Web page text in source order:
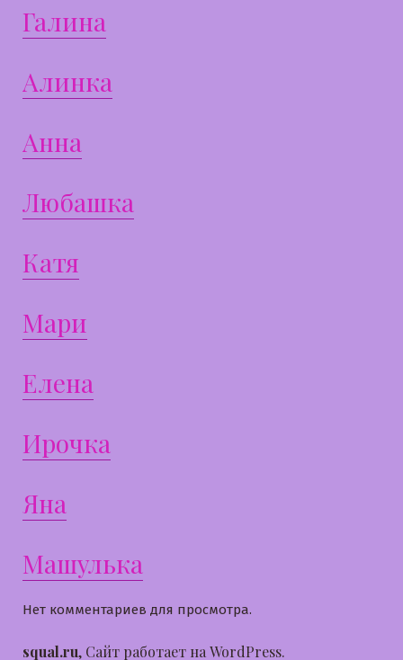
Галина
Алинка
Анна
Любашка
Катя
Мари
Елена
Ирочка
Яна
Машулька
Нет комментариев для просмотра.
squal.ru, Сайт работает на WordPress.